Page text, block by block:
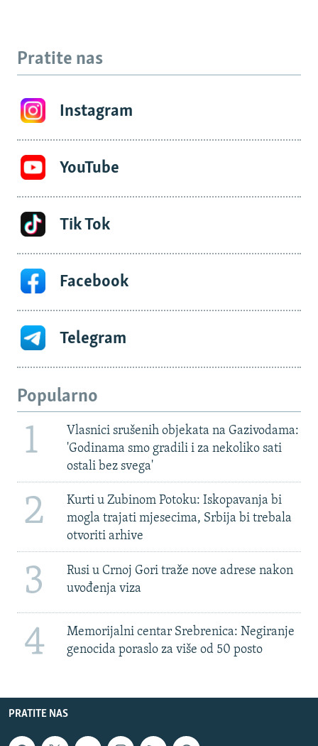
Pratite nas
Instagram
YouTube
Tik Tok
Facebook
Telegram
Popularno
1
Vlasnici srušenih objekata na Gazivodama:
'Godinama smo gradili i za nekoliko sati
ostali bez svega'
2
Kurti u Zubinom Potoku: Iskopavanja bi
mogla trajati mjesecima, Srbija bi trebala
otvoriti arhive
3
Rusi u Crnoj Gori traže nove adrese nakon
uvođenja viza
4
Memorijalni centar Srebrenica: Negiranje
genocida poraslo za više od 50 posto
PRATITE NAS